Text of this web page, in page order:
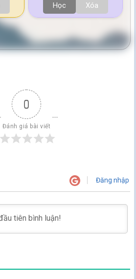
Học Xóa
0
Đánh giá bài viết
Đăng nhập